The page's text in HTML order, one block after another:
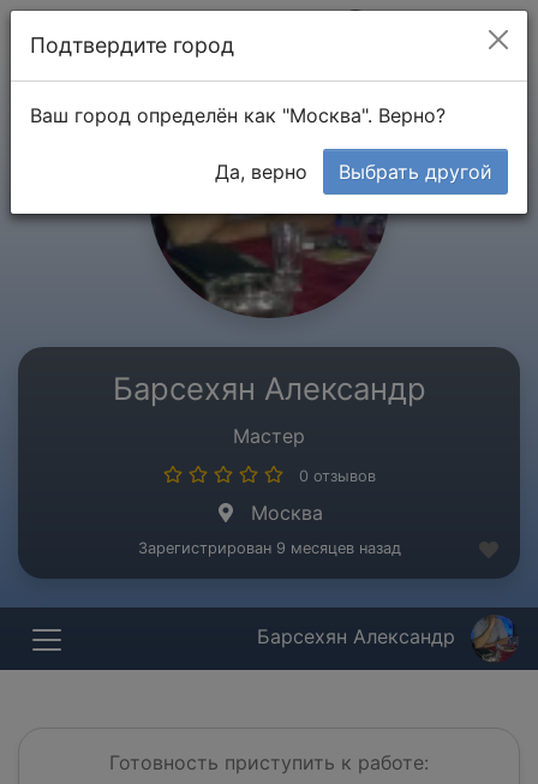
Барсехян Александр
Мастер
0 отзывов
Москва
Зарегистрирован 9 месяцев назад
Барсехян Александр
Готовность приступить к работе:
Подтвердите город
Ваш город определён как "Москва". Верно?
Да, верно Выбрать другой